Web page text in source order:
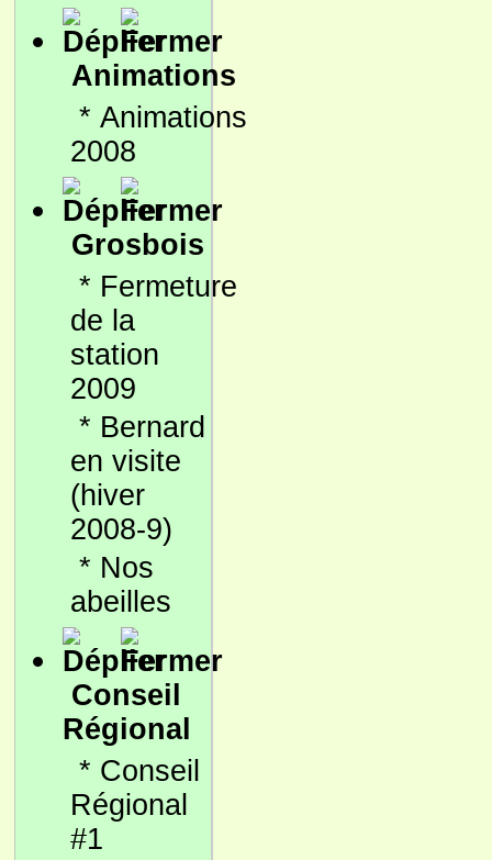
Animations
* Animations
2008
Grosbois
* Fermeture
de la
station
2009
* Bernard
en visite
(hiver
2008-9)
* Nos
abeilles
Conseil
Régional
* Conseil
Régional
#1